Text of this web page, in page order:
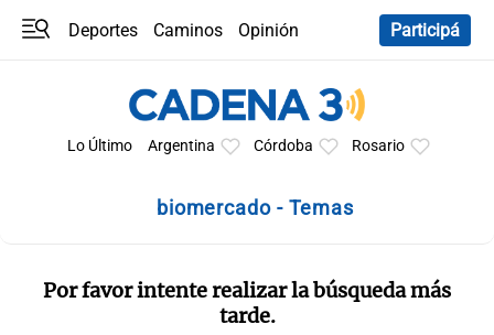
Deportes Caminos
Opinión
Participá
Lo Último Argentina Córdoba Rosario
biomercado - Temas
Por favor intente realizar la búsqueda más
tarde.